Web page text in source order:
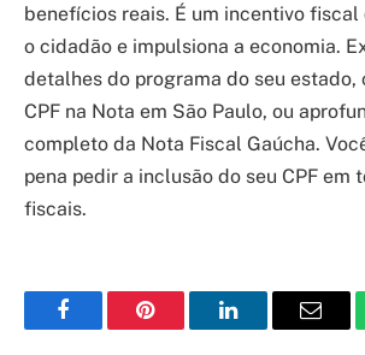
benefícios reais. É um incentivo fiscal
o cidadão e impulsiona a economia.
detalhes do programa do seu estado,
CPF na Nota em São Paulo, ou
completo da Nota Fiscal Gaúcha.
pena pedir a inclusão do seu CPF em
fiscais.
FacebookPinterest LinkedInEmail